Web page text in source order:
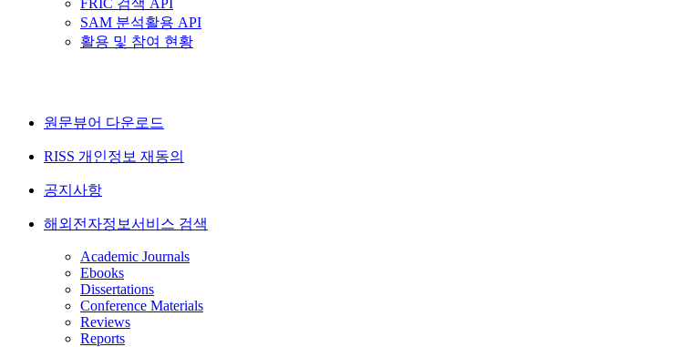
FRIC 검색 API
SAM 분석활용 API
활용 및 참여 현황
원문뷰어 다운로드
RISS 개인정보 재동의
공지사항
해외전자정보서비스 검색
Academic Journals
Ebooks
Dissertations
Conference Materials
Reviews
Reports